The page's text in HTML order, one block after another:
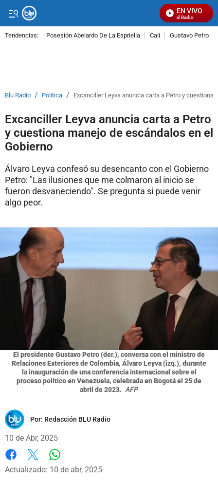
EN VIVO
Señal Visual Radio
Tendencias: Posesión Abelardo De La Espriella Cali Gustavo Petro
Blu Radio / Política / Excanciller Leyva anuncia carta a Petro y cuestiona
Excanciller Leyva anuncia carta a Petro
y cuestiona manejo de escándalos en el
Gobierno
Álvaro Leyva confesó su desencanto con el Gobierno
Petro: "Las ilusiones que me colmaron al inicio se
fueron desvaneciendo". Se pregunta si puede venir
algo peor.
El presidente Gustavo Petro (der.), conversa con el ministro de
Relaciones Exteriores de Colombia, Álvaro Leyva (izq.), durante
la inauguración de una conferencia internacional sobre el
proceso político en Venezuela, celebrada en Bogotá el 25 de
abril de 2023. AFP
Por: Redacción BLU Radio
10 de Abr, 2025
Facebook
X
Actualizado: 10 de abr, 2025